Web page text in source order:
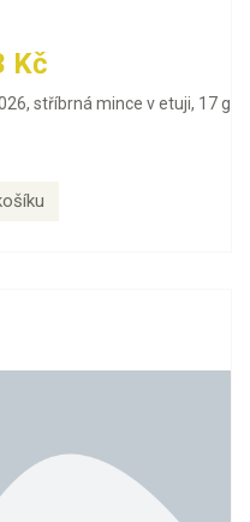
Kč
stříbrná mince v etuji, 17 g